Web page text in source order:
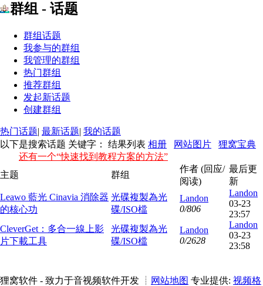
群组 - 话题
群组话题
我参与的群组
我管理的群组
热门群组
推荐群组
发起新话题
创建群组
热门话题| 最新话题| 我的话题
以下是搜索话题 关键字： 结果列表 相册 网站图片
狸窝宝典
还有一个“快速找到教程方案的方法”
主题
群组
作者 (回应/
阅读)
最后更
新
Leawo 藍光 Cinavia 消除器
的核心功
光碟複製為光
碟/ISO檔
Landon
0/806
Landon
03-23
23:57
CleverGet：多合一線上影
片下載工具
光碟複製為光
碟/ISO檔
Landon
0/2628
Landon
03-23
23:58
狸窝软件 - 致力于音视频软件开发 ┊ 网站地图 专业提供: 视频格